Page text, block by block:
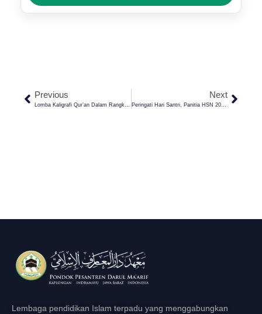
Previous
Lomba Kaligrafi Qur’an Dalam Rangka Sambut Kemeriahan Hari Santri Nasional 2023
Next
Peringati Hari Santri, Panitia HSN 2023 Pontren Darul Ma’arif Gelar Musabaqoh Qiroatil Kutub Se Kampus Hijau
Lembaga pendidikan Islam terpadu yang menggabungkan